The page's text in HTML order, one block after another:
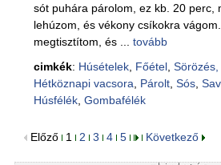
sót puhára párolom, ez kb. 20 perc,
lehúzom, és vékony csíkokra
megtisztítom, és ... tovább
cimkék: Húsételek, Főétel,
Hétköznapi vacsora
Párolt, Sós,
Húsfélék, Gombafélék
Előző 1 2 3 4 5 Következő